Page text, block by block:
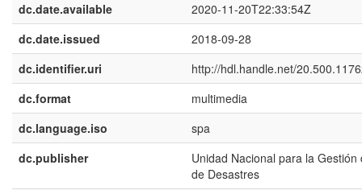
dc.date.available
2020-11-20T22:33:54Z
dc.date.issued
2018-09-28
dc.identifier.uri
http://hdl.handle.net/
dc.format
multimedia
dc.language.iso
spa
dc.publisher
Unidad Nacional para la Gestión
de Desastres